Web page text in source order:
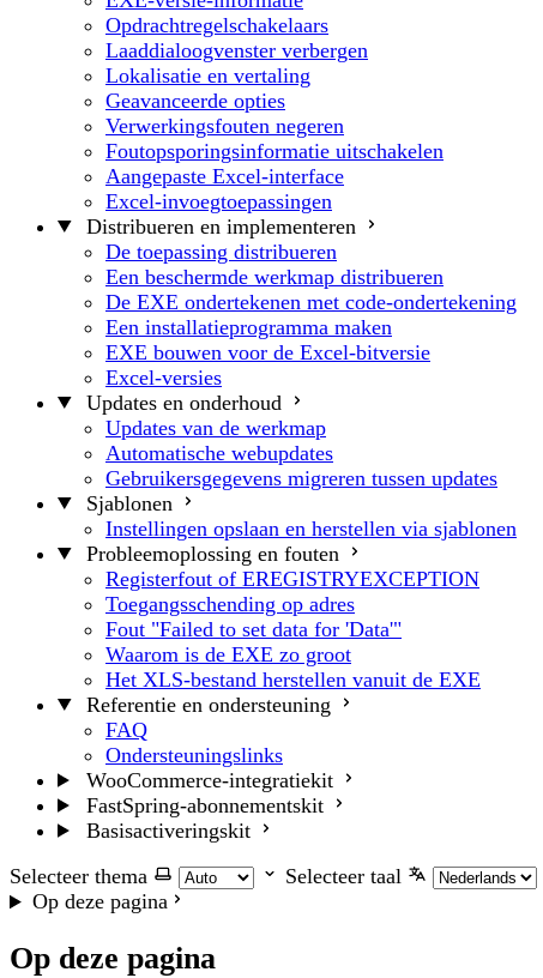
Opdrachtregelschakelaars
Laaddialoogvenster verbergen
Lokalisatie en vertaling
Geavanceerde opties
Verwerkingsfouten negeren
Foutopsporingsinformatie uitschakelen
Aangepaste Excel-interface
Excel-invoegtoepassingen
Distribueren en implementeren
De toepassing distribueren
Een beschermde werkmap distribueren
De EXE ondertekenen met code-ondertekening
Een installatieprogramma maken
EXE bouwen voor de Excel-bitversie
Excel-versies
Updates en onderhoud
Updates van de werkmap
Automatische webupdates
Gebruikersgegevens migreren tussen updates
Sjablonen
Instellingen opslaan en herstellen via sjablonen
Probleemoplossing en fouten
Registerfout of EREGISTRYEXCEPTION
Toegangsschending op adres
Fout "Failed to set data for 'Data'"
Waarom is de EXE zo groot
Het XLS-bestand herstellen vanuit de EXE
Referentie en ondersteuning
FAQ
Ondersteuningslinks
WooCommerce-integratiekit
FastSpring-abonnementskit
Basisactiveringskit
Selecteer thema
Selecteer taal
Op deze pagina
Op deze pagina